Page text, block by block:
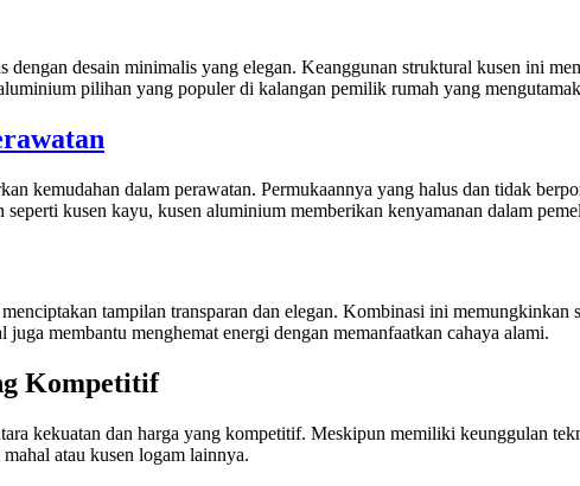
desain minimalis yang elegan. Keanggunan struktural kusen ini
pilihan yang populer di kalangan pemilik rumah yang
kemudahan dalam perawatan. Permukaannya yang halus dan tidak
kusen kayu, kusen aluminium memberikan kenyamanan dalam
tampilan transparan dan elegan. Kombinasi ini memungkinkan
membantu menghemat energi dengan memanfaatkan cahaya alami.
Kompetitif
kekuatan dan harga yang kompetitif. Meskipun memiliki keunggulan
atau kusen logam lainnya.